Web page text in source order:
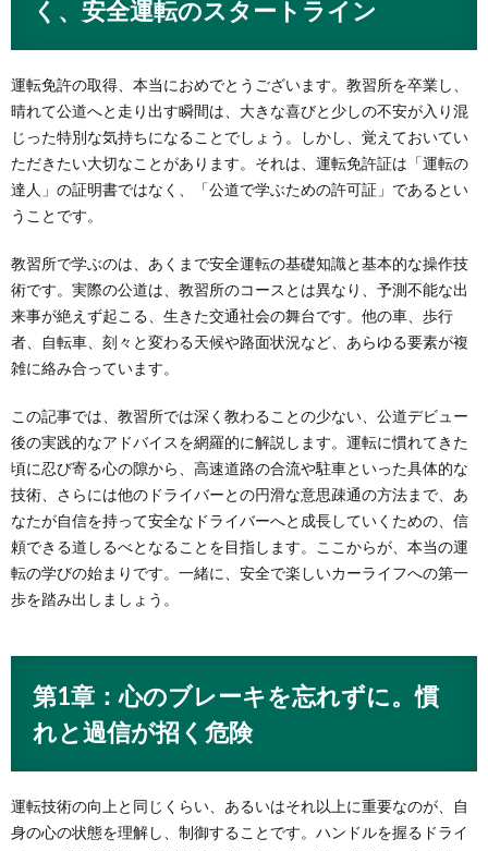
く、安全運転のスタートライン
運転免許の取得、本当におめでとうございます。教習所を卒業し、
晴れて公道へと走り出す瞬間は、大きな喜びと少しの不安が入り混
じった特別な気持ちになることでしょう。しかし、覚えておいてい
ただきたい大切なことがあります。それは、運転免許証は「運転の
達人」の証明書ではなく、「公道で学ぶための許可証」であるとい
うことです。
教習所で学ぶのは、あくまで安全運転の基礎知識と基本的な操作技
術です。実際の公道は、教習所のコースとは異なり、予測不能な出
来事が絶えず起こる、生きた交通社会の舞台です。他の車、歩行
者、自転車、刻々と変わる天候や路面状況など、あらゆる要素が複
雑に絡み合っています。
この記事では、教習所では深く教わることの少ない、公道デビュー
後の実践的なアドバイスを網羅的に解説します。運転に慣れてきた
頃に忍び寄る心の隙から、高速道路の合流や駐車といった具体的な
技術、さらには他のドライバーとの円滑な意思疎通の方法まで、あ
なたが自信を持って安全なドライバーへと成長していくための、信
頼できる道しるべとなることを目指します。ここからが、本当の運
転の学びの始まりです。一緒に、安全で楽しいカーライフへの第一
歩を踏み出しましょう。
第1章：心のブレーキを忘れずに。慣
れと過信が招く危険
運転技術の向上と同じくらい、あるいはそれ以上に重要なのが、自
身の心の状態を理解し、制御することです。ハンドルを握るドライ